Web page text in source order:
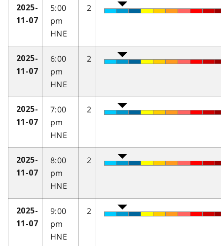
2025-
11-07
5:00
pm
HNE
2
2025-
11-07
6:00
pm
HNE
2
2025-
11-07
7:00
pm
HNE
2
2025-
11-07
8:00
pm
HNE
2
2025-
11-07
9:00
pm
HNE
2